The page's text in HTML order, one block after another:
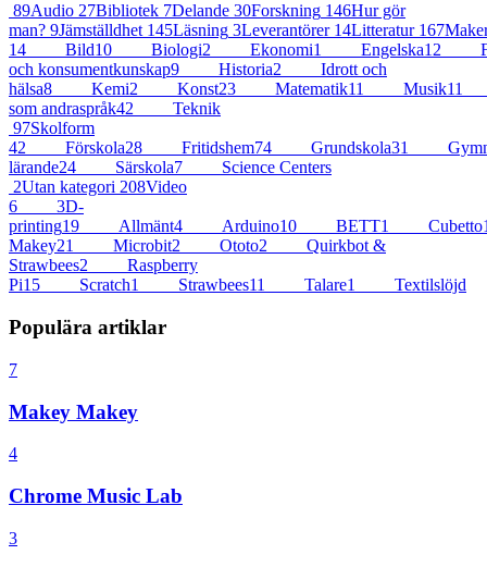
89Audio 27Bibliotek 7Delande 30Forskning 146Hur gör
man? 9Jämställdhet 145Läsning 3Leverantörer 14Litteratur 167
14
Bild10 Biologi2 Ekonomi1 Engelska12
och konsumentkunskap9 Historia2
Idrott och
hälsa8 Kemi2 Konst23 Matematik11 Musik11
som andraspråk42
Teknik
97Skolform
42
Förskola28 Fritidshem74 Grundskola31
lärande24 Särskola7
Science Centers
2Utan kategori 208Video
6
3D-
printing19 Allmänt4 Arduino10 BETT1 Cubetto
Makey21 Microbit2 Ototo2
Quirkbot &
Strawbees2
Raspberry
Pi15 Scratch1 Strawbees11 Talare1 Textilslöjd
Populära artiklar
7
Makey Makey
4
Chrome Music Lab
3